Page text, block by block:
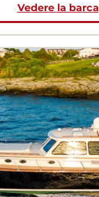
Vedere la barca